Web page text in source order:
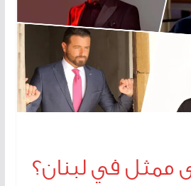
ممثل في لبنان؟